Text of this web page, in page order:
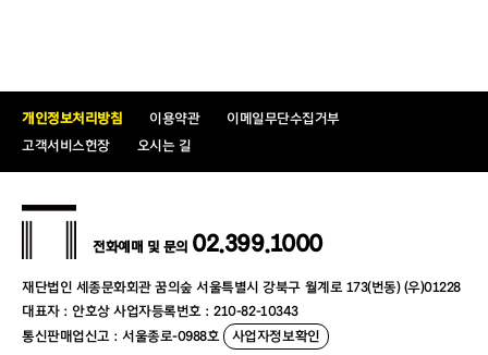
개인정보처리방침 이용약관
이메일무단수집거부
고객서비스헌장
오시는 길
재단법인 세종문화회관 꿈의숲 서울특별시 강북구 월계로 173(번동) (우)01228
대표자 : 안호상 사업자등록번호 : 210-82-10343
통신판매업신고 : 서울종로-0988호
사업자정보확인
전화예매 및 문의 02.399.1000